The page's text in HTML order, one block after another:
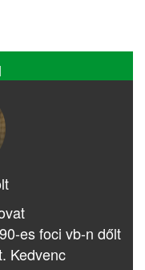
es foci vb-n dőlt
Kedvenc